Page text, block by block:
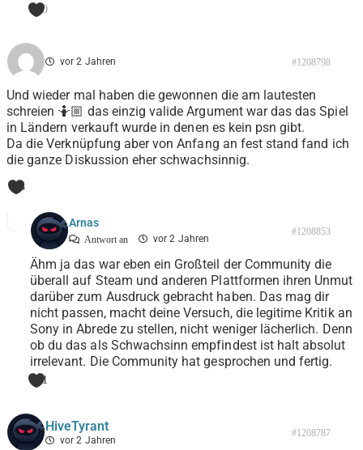
0
vor 2 Jahren #1208798
Und wieder mal haben die gewonnen die am lautesten
schreien 🤷🏼 das einzig valide Argument war das das Spiel
in Ländern verkauft wurde in denen es kein psn gibt.
Da die Verknüpfung aber von Anfang an fest stand fand ich
die ganze Diskussion eher schwachsinnig.
4
Arnas
Antwort an vor 2 Jahren
#1208853
Ähm ja das war eben ein Großteil der Community die
überall auf Steam und anderen Plattformen ihren Unmut
darüber zum Ausdruck gebracht haben. Das mag dir
nicht passen, macht deine Versuch, die legitime Kritik an
Sony in Abrede zu stellen, nicht weniger lächerlich. Denn
ob du das als Schwachsinn empfindest ist halt absolut
irrelevant. Die Community hat gesprochen und fertig.
1
HiveTyrant
vor 2 Jahren
#1208787